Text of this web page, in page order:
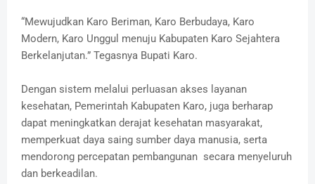
“Mewujudkan Karo Beriman, Karo Berbudaya, Karo
Modern, Karo Unggul menuju Kabupaten Karo Sejahtera
Berkelanjutan.” Tegasnya Bupati Karo.
Dengan sistem melalui perluasan akses layanan
kesehatan, Pemerintah Kabupaten Karo, juga berharap
dapat meningkatkan derajat kesehatan masyarakat,
memperkuat daya saing sumber daya manusia, serta
mendorong percepatan pembangunan secara menyeluruh
dan berkeadilan.